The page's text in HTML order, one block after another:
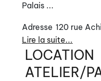
Palais ...
Adresse 120 rue
Lire la suite...
LOCATION
ATELIER/